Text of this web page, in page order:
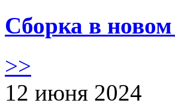
Сборка в
>>
12 июня 2024